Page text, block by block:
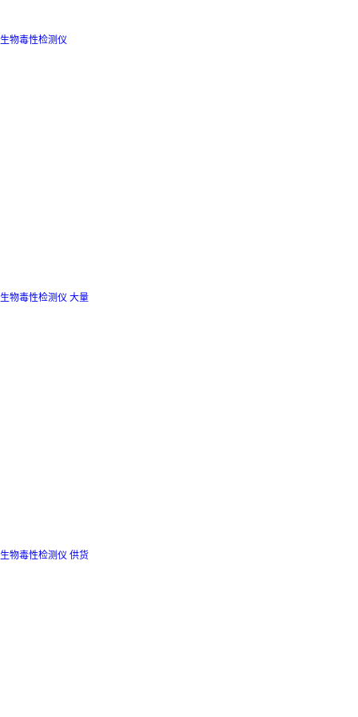
生物毒性检测仪
生物毒性检测仪 大量
生物毒性检测仪 供货